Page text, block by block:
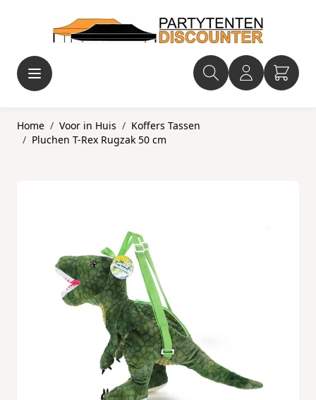
Home / Voor in Huis / Koffers Tassen
/ Pluchen T-Rex Rugzak 50 cm